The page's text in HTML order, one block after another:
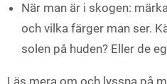
När man är i skogen:
och vilka färger man ser.
solen på huden? Eller de
Läs mera om och lyssna på